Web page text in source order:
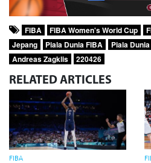
FIBA FIBA Women's World Cup
Jepang
Piala Dunia FIBA Piala
Andreas Zagklis
220426
RELATED ARTICLES
FIBA